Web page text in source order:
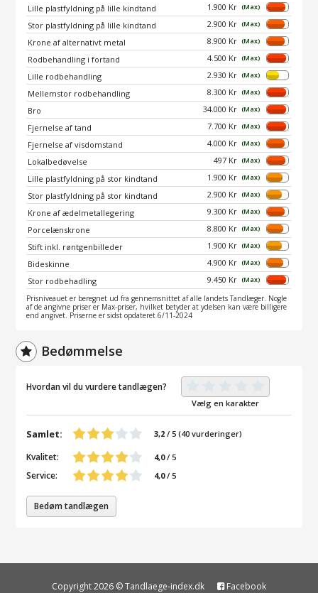
Lille plastfyldning på lille kindtand 1.900 Kr (Max)
Stor plastfyldning på lille kindtand 2.900 Kr (Max)
Krone af alternativt metal 8.900 Kr (Max)
Rodbehandling i fortand 4.500 Kr (Max)
Lille rodbehandling 2.930 Kr (Max)
Mellemstor rodbehandling 8.300 Kr (Max)
Bro 34.000 Kr (Max)
Fjernelse af tand 7.700 Kr (Max)
Fjernelse af visdomstand 4.000 Kr (Max)
Lokalbedøvelse 497 Kr (Max)
Lille plastfyldning på stor kindtand 1.900 Kr (Max)
Stor plastfyldning på stor kindtand 2.900 Kr (Max)
Krone af ædelmetallegering 9.300 Kr (Max)
Porcelænskrone 8.800 Kr (Max)
Stift inkl. røntgenbilleder 1.900 Kr (Max)
Bideskinne 4.900 Kr (Max)
Stor rodbehadling 9.450 Kr (Max)
Prisniveauet er beregnet ud fra gennemsnittet af alle landets Tandlæger. Nogle
af de angivne priser er Max-priser, hvilket betyder at ydelsen kan være billigere
end angivet. Priserne er sidst opdateret 6/11-2024
Bedømmelse
Hvordan vil du vurdere tandlægen?
Vælg en karakter
Samlet: 3,2 /5 (40 vurderinger)
Kvalitet: 4,0/ 5
Service: 4,0/ 5
Bedøm tandlægen
Copyright 2026 © Tandlaege-index.dk Facebook